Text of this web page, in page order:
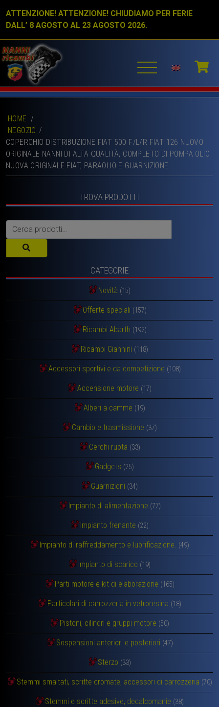
ATTENZIONE! ATTENZIONE! CHIUDIAMO PER FERIE
DALL’ 8 AGOSTO AL 23 AGOSTO 2026.
HOME /
NEGOZIO
COPERCHIO DISTRIBUZIONE FIAT 500 F/L/R FIAT 126 NUOVO
ORIGINALE NANNI DI ALTA QUALITÀ, COMPLETO DI POMPA OLIO
NUOVA ORIGINALE FIAT, PARAOLIO E GUARNIZIONE.
TROVA PRODOTTI
Cerca:
CATEGORIE
Novità (15)
Offerte speciali (157)
Ricambi Abarth (192)
Ricambi Giannini (118)
Accessori sportivi e da competizione (108)
Accensione motore (17)
Alberi a camme (19)
Cambio e trasmissione (37)
Cerchi ruota (33)
Gadgets (25)
Guarnizioni (34)
Impianto di alimentazione (77)
Impianto frenante (22)
Impianto di raffreddamento e lubrificazione. (49)
Impianto di scarico (19)
Parti motore e kit di elaborazione (165)
Particolari di carrozzeria in vetroresina (18)
Pistoni, cilindri e gruppi motore (50)
Sospensioni anteriori e posteriori (47)
Sterzo (33)
Stemmi smaltati, scritte cromate, accessori di carrozzeria (70)
Stemmi e scritte adesive, decalcomanie (38)